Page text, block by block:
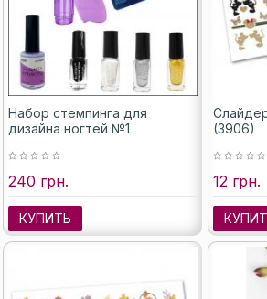
Набор стемпинга для
дизайна ногтей №1
240 грн.
КУПИТЬ
(3906)
12 грн.